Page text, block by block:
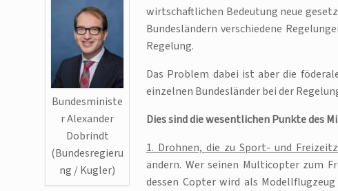
Bundesministe
r Alexander
Dobrindt
(Bundesregieru
ng / Kugler)
wirtschaftlichen Bedeutung neue
Bundesländern verschiedene
Regelung.
Das Problem dabei ist aber die
einzelnen Bundesländer bei der
Dies sind die wesentlichen Punkte des
1. Drohnen, die zu Sport- und
ändern. Wer seinen Multicopter zum
dessen Copter wird als